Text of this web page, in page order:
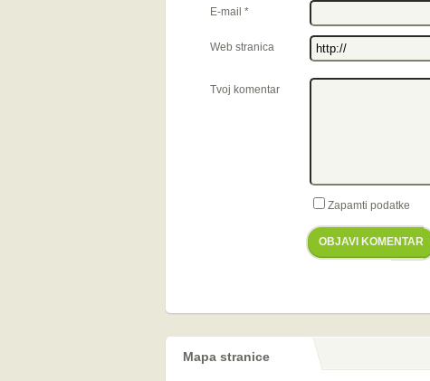
E-mail *
Web stranica
Tvoj komentar
Zapamti podatke
OBJAVI KOMENTAR
Mapa stranice